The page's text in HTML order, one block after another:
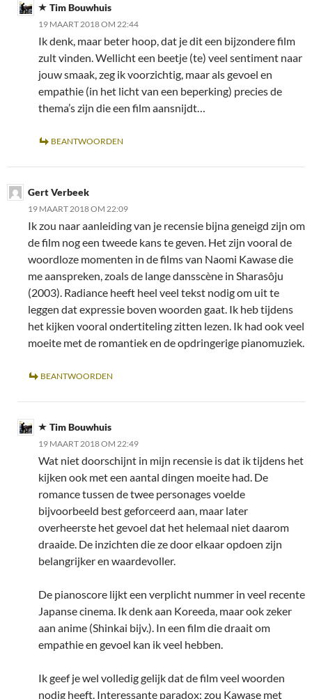
Tim Bouwhuis
19 MAART 2018 OM 22:44
Ik denk, maar beter hoop, dat je dit een bijzondere film
zult vinden. Wellicht een beetje (te) veel sentiment naar
jouw smaak, zeg ik voorzichtig, maar als gevoel en
empathie (in het licht van een beperking) precies de
thema’s zijn die een film aansnijdt…
BEANTWOORDEN
Gert Verbeek
19 MAART 2018 OM 22:09
Ik zou naar aanleiding van je recensie bijna geneigd zijn om
de film nog een tweede kans te geven. Het zijn vooral de
woordloze momenten in de films van Naomi Kawase die
me aanspreken, zoals de lange dansscène in Sharasôju
(2003). Radiance heeft heel veel tekst nodig om uit te
leggen dat expressie boven woorden gaat. Ik heb tijdens
het kijken vooral ondertiteling zitten lezen. Ik had ook veel
moeite met de romantiek en de opdringerige pianomuziek.
BEANTWOORDEN
Tim Bouwhuis
19 MAART 2018 OM 22:49
Wat niet doorschijnt in mijn recensie is dat ik tijdens het
kijken ook met een aantal dingen moeite had. De
romance tussen de twee personages voelde
bijvoorbeeld best geforceerd aan, maar later
overheerste het gevoel dat het helemaal niet daarom
draaide. De inzichten die ze door elkaar opdoen zijn
belangrijker en waardevoller.
De pianoscore lijkt een verplicht nummer in veel recente
Japanse cinema. Ik denk aan Koreeda, maar ook zeker
aan anime (Shinkai bijv.). In een film die draait om
empathie en gevoel kan ik veel hebben.
Ik geef je wel volledig gelijk dat de film veel woorden
nodig heeft. Interessante paradox: zou Kawase met